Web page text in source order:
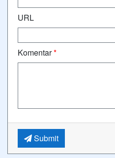
URL
Komentar*
Submit